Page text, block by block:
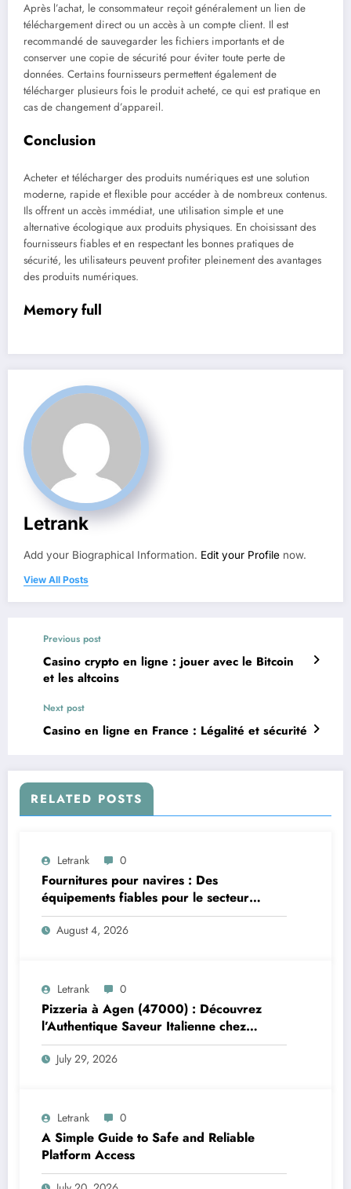
Après l’achat, le consommateur reçoit généralement un lien de
téléchargement direct ou un accès à un compte client. Il est
recommandé de sauvegarder les fichiers importants et de
conserver une copie de sécurité pour éviter toute perte de
données. Certains fournisseurs permettent également de
télécharger plusieurs fois le produit acheté, ce qui est pratique en
cas de changement d’appareil.
Conclusion
Acheter et télécharger des produits numériques est une solution
moderne, rapide et flexible pour accéder à de nombreux contenus.
Ils offrent un accès immédiat, une utilisation simple et une
alternative écologique aux produits physiques. En choisissant des
fournisseurs fiables et en respectant les bonnes pratiques de
sécurité, les utilisateurs peuvent profiter pleinement des avantages
des produits numériques.
Memory full
Letrank
Add your Biographical Information. Edit your Profile now.
View All Posts
Previous post
Casino crypto en ligne : jouer avec le Bitcoin
et les altcoins
Next post
Casino en ligne en France : Légalité et sécurité
RELATED POSTS
Letrank 0
Fournitures pour navires : Des
équipements fiables pour le secteur
maritime
August 4, 2026
Letrank 0
Pizzeria à Agen (47000) : Découvrez
l’Authentique Saveur Italienne chez
Trattoria Pasta Pizza Brax
July 29, 2026
Letrank 0
A Simple Guide to Safe and Reliable
Platform Access